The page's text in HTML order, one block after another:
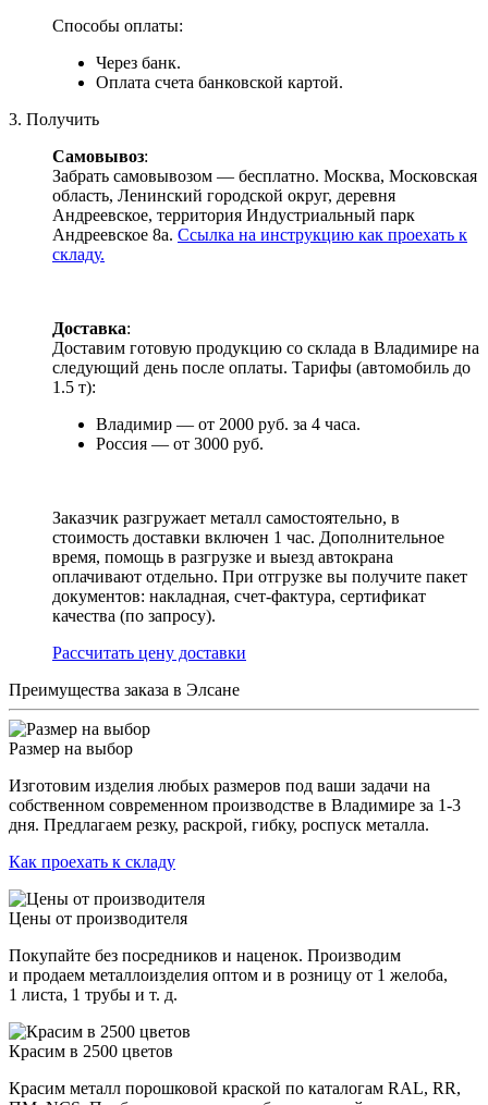
Способы оплаты:
Через банк.
Оплата счета банковской картой.
3. Получить
Самовывоз:
Забрать самовывозом — бесплатно. Москва, Московская
область, Ленинский городской округ, деревня
Андреевское, территория Индустриальный парк
Андреевское 8а. Ссылка на инструкцию как проехать к
складу.
Доставка:
Доставим готовую продукцию со склада в Владимире на
следующий день после оплаты. Тарифы (автомобиль до
1.5 т):
Владимир — от 2000 руб. за 4 часа.
Россия — от 3000 руб.
Заказчик разгружает металл самостоятельно, в
стоимость доставки включен 1 час. Дополнительное
время, помощь в разгрузке и выезд автокрана
оплачивают отдельно. При отгрузке вы получите пакет
документов: накладная, счет-фактура, сертификат
качества (по запросу).
Раcсчитать цену доставки
Преимущества заказа в Элсане
Размер на выбор
Изготовим изделия любых размеров под ваши задачи на
собственном современном производстве в Владимире за 1-3
дня. Предлагаем резку, раскрой, гибку, роспуск металла.
Как проехать к складу
Цены от производителя
Покупайте без посредников и наценок. Производим
и продаем металлоизделия оптом и в розницу от 1 желоба,
1 листа, 1 трубы и т. д.
Красим в 2500 цветов
Красим металл порошковой краской по каталогам RAL, RR,